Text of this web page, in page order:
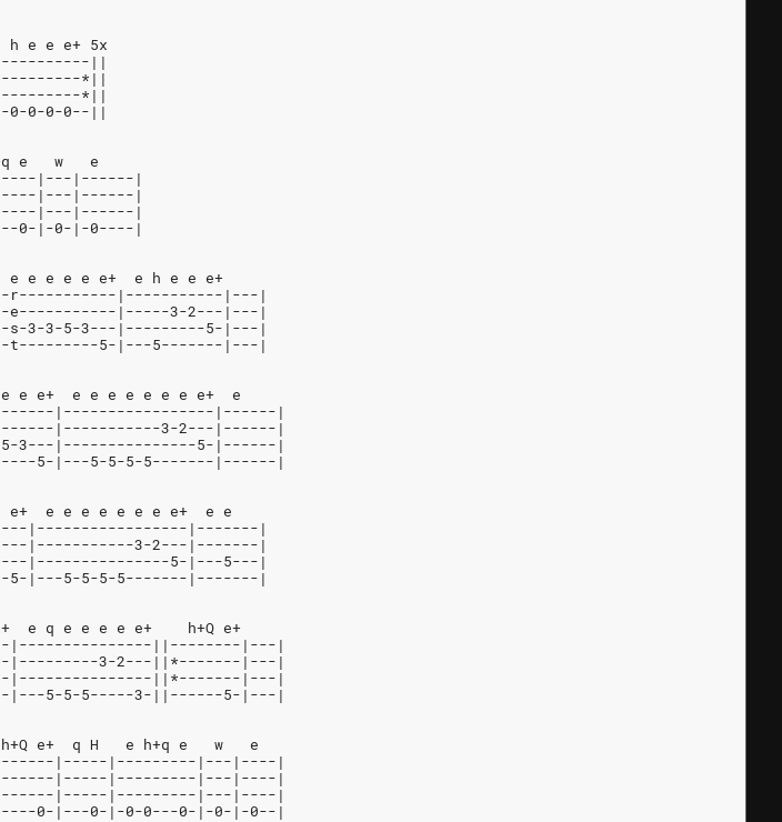
h e e e+ 5x
||
*||
*||
0-0-0--||
e   w   e
|---|------|
|---|------|
|---|------|
0-|-0-|-0----|
e e e e e e+  e h e e e+
r-----------|-----------|---|
e-----------|-----3-2---|---|
s-3-3-5-3---|---------5-|---|
t---------5-|---5-------|---|
e e+  e e e e e e e e+  e
|-----------------|------|
|-----------3-2---|------|
5-3---|---------------5-|------|
5-|---5-5-5-5-------|------|
e+  e e e e e e e e+  e e
|-----------------|-------|
|-----------3-2---|-------|
3---|---------------5-|---5---|
|---5-5-5-5-------|-------|
e q e e e e e+    h+Q e+
|---------------||--------|---|
|---------3-2---||*-------|---|
3---|---------------||*-------|---|
5-5-5-----3-||------5-|---|
e+  q H   e h+q e   w   e
|-----|---------|---|----|
|-----|---------|---|----|
|-----|---------|---|----|
0-|---0-|-0-0---0-|-0-|-0--|